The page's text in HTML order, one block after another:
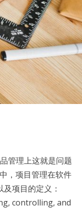
管理上这就是问题
，项目管理在软件
项目的定义：
controlling, and